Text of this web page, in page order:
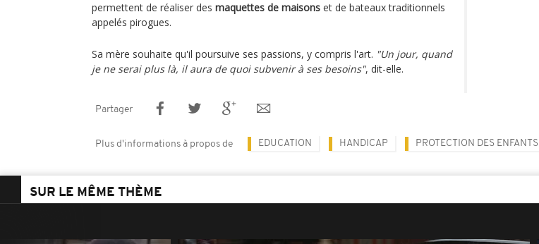
permettent de réaliser des maquettes de maisons et de bateaux traditionnels
appelés pirogues.
Sa mère souhaite qu'il poursuive ses passions, y compris l'art. "Un jour, quand
je ne serai plus là, il aura de quoi subvenir à ses besoins", dit-elle.
Partager
Plus d'informations à propos de EDUCATION HANDICAP PROTECTION DES ENFANTS
SUR LE MÊME THÈME